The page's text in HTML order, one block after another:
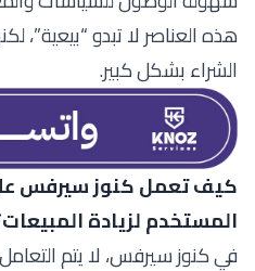
هذه العناصر لا تبدو “بيعية”،
الشراء بشكل كبير.
كيف تعمل كنوز سيرفس
المستخدم لزيادة